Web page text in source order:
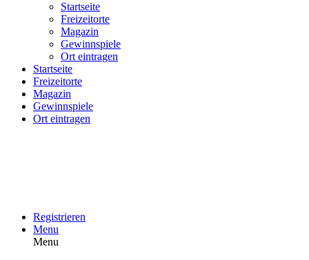
Startseite
Freizeitorte
Magazin
Gewinnspiele
Ort eintragen
Startseite
Freizeitorte
Magazin
Gewinnspiele
Ort eintragen
Registrieren
Menu
Menu